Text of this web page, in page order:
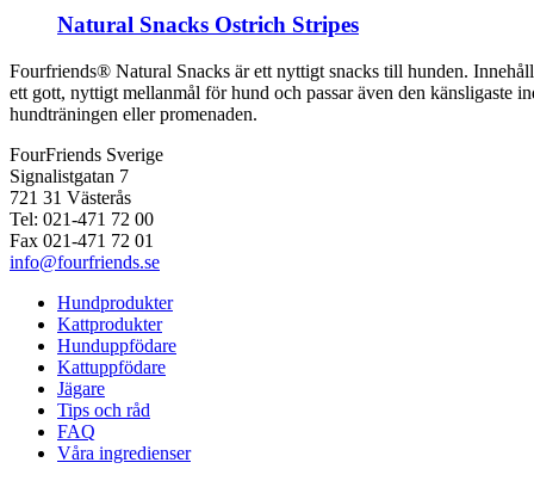
Natural Snacks Ostrich Stripes
Fourfriends® Natural Snacks är ett nyttigt snacks till hunden.
ett gott, nyttigt mellanmål för hund och passar även den känsligaste
hundträningen eller promenaden.
FourFriends Sverige
Signalistgatan 7
721 31 Västerås
Tel: 021-471 72 00
Fax 021-471 72 01
info@fourfriends.se
Hundprodukter
Kattprodukter
Hunduppfödare
Kattuppfödare
Jägare
Tips och råd
FAQ
Våra ingredienser